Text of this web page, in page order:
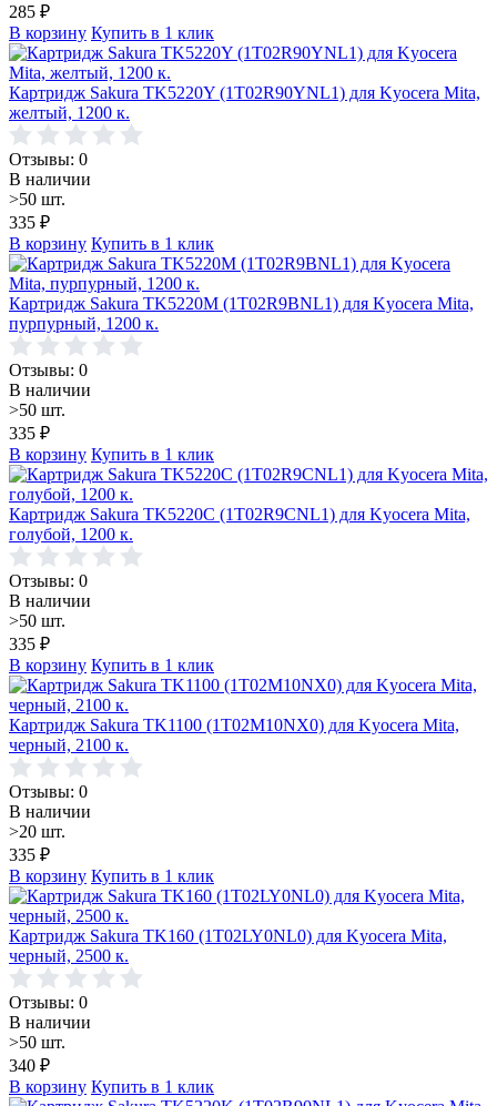
285 ₽
В корзину Купить в 1 клик
Картридж Sakura TK5220Y (1T02R90YNL1) для Kyocera Mita,
желтый, 1200 к.
Отзывы: 0
В наличии
>50 шт.
335 ₽
В корзину Купить в 1 клик
Картридж Sakura TK5220M (1T02R9BNL1) для Kyocera Mita,
пурпурный, 1200 к.
Отзывы: 0
В наличии
>50 шт.
335 ₽
В корзину Купить в 1 клик
Картридж Sakura TK5220C (1T02R9CNL1) для Kyocera Mita,
голубой, 1200 к.
Отзывы: 0
В наличии
>50 шт.
335 ₽
В корзину Купить в 1 клик
Картридж Sakura TK1100 (1T02M10NX0) для Kyocera Mita,
черный, 2100 к.
Отзывы: 0
В наличии
>20 шт.
335 ₽
В корзину Купить в 1 клик
Картридж Sakura TK160 (1T02LY0NL0) для Kyocera Mita,
черный, 2500 к.
Отзывы: 0
В наличии
>50 шт.
340 ₽
В корзину Купить в 1 клик